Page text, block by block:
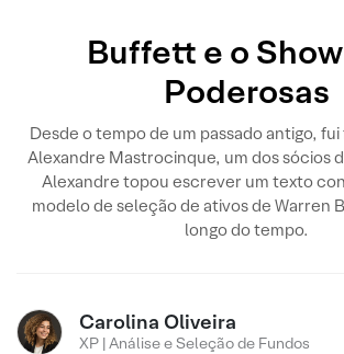
Buffett e o
Poderosas
Desde o tempo de um passado antigo,
Alexandre Mastrocinque, um dos sócios
Alexandre topou escrever um texto
modelo de seleção de ativos de Warren
longo do tempo.
Carolina Oliveira
XP | Análise e Seleção de Fundos